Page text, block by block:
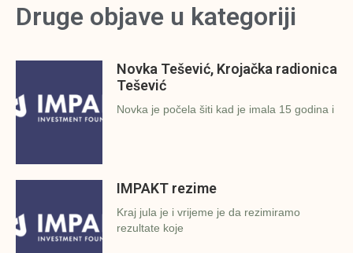
Druge objave u kategoriji
Novka Tešević, Krojačka radionica
Tešević
Novka je počela šiti kad je imala 15 godina i
IMPAKT rezime
Kraj jula je i vrijeme je da rezimiramo
rezultate koje